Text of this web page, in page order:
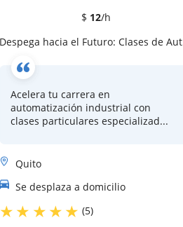
$ 12/h
Despega hacia el Futuro: Clases de Automatización Industrial para el Éxito Profesional
Acelera tu carrera en
automatización industrial con
clases particulares especializad...
Quito
Se desplaza a domicilio
★★ ★★★ (5)